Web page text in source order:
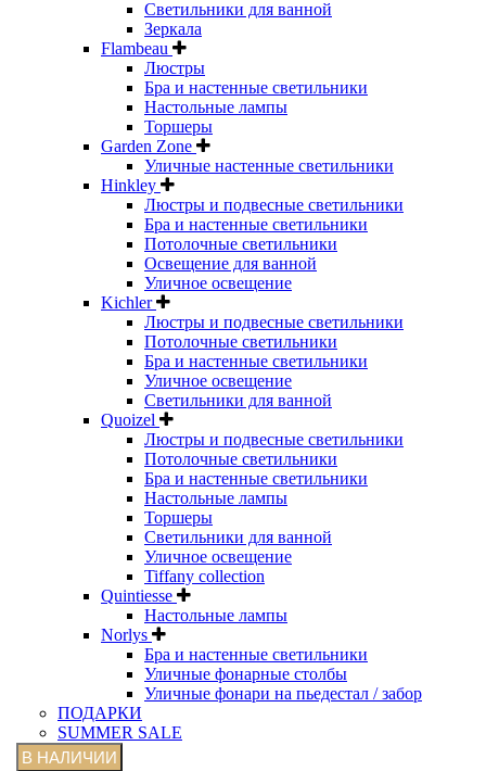
Светильники для ванной
Зеркала
Flambeau
Люстры
Бра и настенные светильники
Настольные лампы
Торшеры
Garden Zone
Уличные настенные светильники
Hinkley
Люстры и подвесные светильники
Бра и настенные светильники
Потолочные светильники
Освещение для ванной
Уличное освещение
Kichler
Люстры и подвесные светильники
Потолочные светильники
Бра и настенные светильники
Уличное освещение
Светильники для ванной
Quoizel
Люстры и подвесные светильники
Потолочные светильники
Бра и настенные светильники
Настольные лампы
Торшеры
Светильники для ванной
Уличное освещение
Tiffany collection
Quintiesse
Настольные лампы
Norlys
Бра и настенные светильники
Уличные фонарные столбы
Уличные фонари на пьедестал / забор
ПОДАРКИ
SUMMER SALE
В НАЛИЧИИ